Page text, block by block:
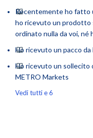
Recentemente ho fatto
ho ricevuto un prodotto
ordinato nulla da voi, né
Ho ricevuto un pacco
Ho ricevuto un sollecito
METRO Markets
Vedi tutti e 6